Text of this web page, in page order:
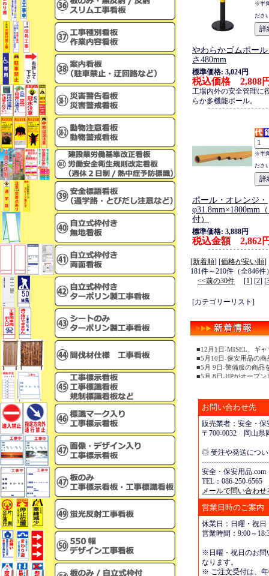
※半
ださ
やわらかゴムポー
さ480mm
標準価格: 3,024円
税込価格 2,808
工場内外の安全管理に
らか多機能ポール。
※半
ださ
ポール・オレンジ・
φ31.8mm×1800mm
付）
標準価格: 3,888円
税込金額 2,862
[新着順] [価格が安い順]
181件～210件（全846件
<<前の30件 [1] [2] [
[カテゴリーリスト]
■12月1日-MISEL、ギ
■5月10日-保安用品の商
■5月 9日-警備服の商品
■5月 8日-HPがオープン
お問い合わせ先
販売業者：安全・保
〒700-0032 岡山県
◎ 受注や発送につ
安全・保安用品.com
TEL：086-250-6565
メールで問い合わせ
営業日時のご案内
休業日：日曜・祝日
営業時間：9:00～
※日曜・祝日のお問
なります。
※ ご注文受付は、